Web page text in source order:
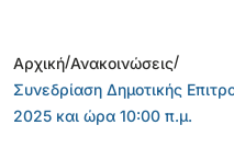
Αρχική/Ανακοινώσεις/
Συνεδρίαση Δημοτικής
2025 και ώρα 10:00 π.μ.